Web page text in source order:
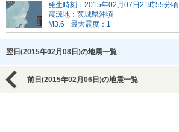
発生時刻：2015年02月07日21時55分頃
震源地：茨城県沖頃
M3.6
最大震度：1
翌日(2015年02月08日)の地震一覧
前日(2015年02月06日)の地震一覧